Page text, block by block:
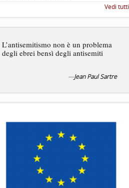
Vedi tutti
L’antisemitismo non è un problema
degli ebrei bensì degli antisemiti
—Jean Paul Sartre